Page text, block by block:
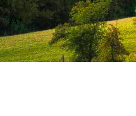
A+